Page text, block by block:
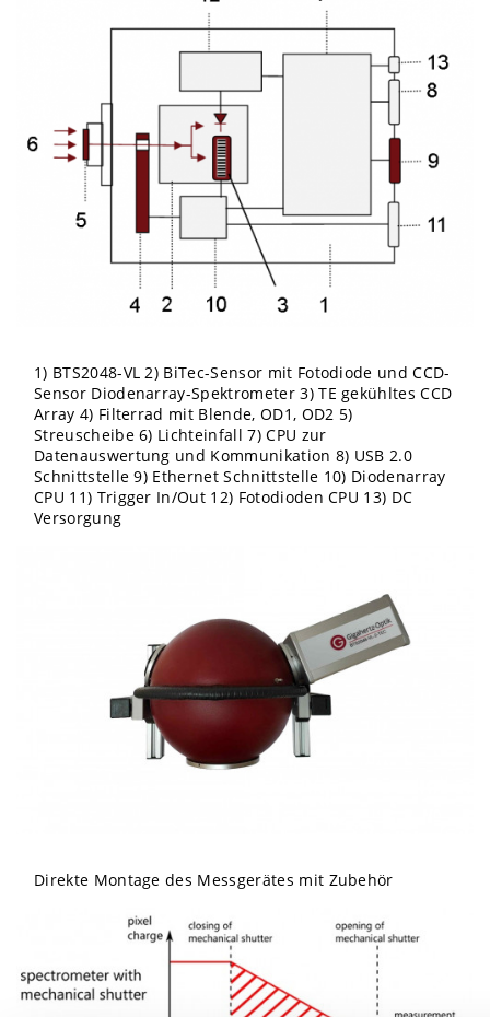
1) BTS2048-VL 2) BiTec-Sensor mit Fotodiode und CCD-
Sensor Diodenarray-Spektrometer 3) TE gekühltes CCD
Array 4) Filterrad mit Blende, OD1, OD2 5)
Streuscheibe 6) Lichteinfall 7) CPU zur
Datenauswertung und Kommunikation 8) USB 2.0
Schnittstelle 9) Ethernet Schnittstelle 10) Diodenarray
CPU 11) Trigger In/Out 12) Fotodioden CPU 13) DC
Versorgung
Direkte Montage des Messgerätes mit Zubehör